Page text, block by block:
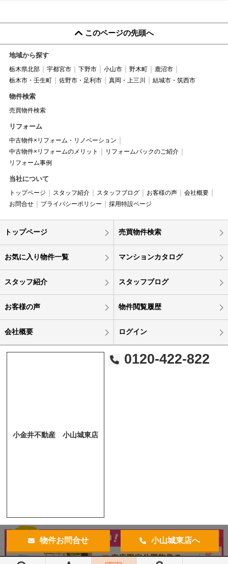
物件お問合せ 小山城東店へ
このページの先頭へ
地域から探す
栃木県北部 宇都宮市 下野市 小山市 野木町
鹿沼市
栃木市・壬生町
佐野市・足利市 真岡・上三川 結城市・筑西市
物件検索
売買物件検索
リフォーム
中古物件×リフォーム・リノベーション
中古物件×リフォームのメリット
リフォームパックのご紹介
リフォーム事例
当社について
トップページ スタッフ紹介 スタッフブログ お客様の声
会社概要
お問合せ
プライバシーポリシー 採用特設ページ
トップページ 売買物件検索
お気に入り物件一覧 マンションカタログ
スタッフ紹介 スタッフブログ
お客様の声 物件閲覧履歴
会社概要 ログイン
小金井不動産 小山城東店
0120-422-822